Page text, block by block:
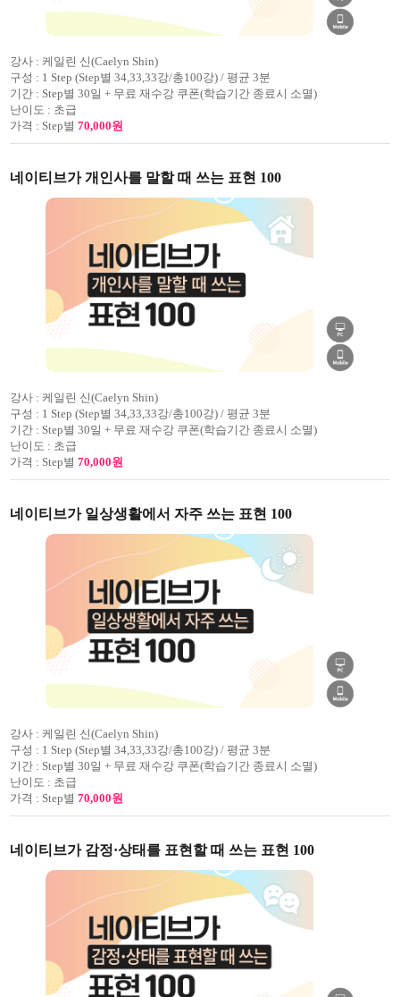
강사 : 케일린 신(Caelyn Shin)
구성 : 1 Step (Step별 34,33,33강/총100강) / 평균 3분
기간 : Step별 30일 + 무료 재수강 쿠폰(학습기간 종료시 소멸)
난이도 : 초급
가격 : Step별 70,000원
네이티브가 개인사를 말할 때 쓰는 표현 100
강사 : 케일린 신(Caelyn Shin)
구성 : 1 Step (Step별 34,33,33강/총100강) / 평균 3분
기간 : Step별 30일 + 무료 재수강 쿠폰(학습기간 종료시 소멸)
난이도 : 초급
가격 : Step별 70,000원
네이티브가 일상생활에서 자주 쓰는 표현 100
강사 : 케일린 신(Caelyn Shin)
구성 : 1 Step (Step별 34,33,33강/총100강) / 평균 3분
기간 : Step별 30일 + 무료 재수강 쿠폰(학습기간 종료시 소멸)
난이도 : 초급
가격 : Step별 70,000원
네이티브가 감정·상태를 표현할 때 쓰는 표현 100